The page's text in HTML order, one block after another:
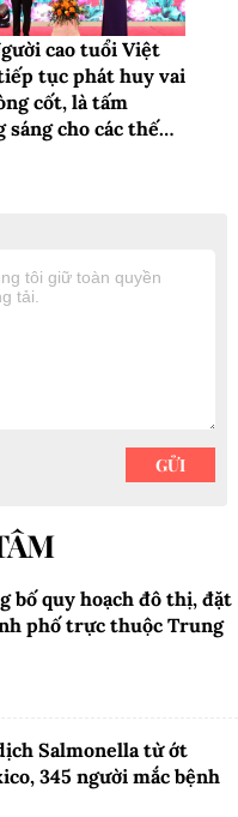
cao tuổi Việt
tục phát huy vai
cốt, là tấm
sáng cho các thế
bố quy hoạch đô thị, đặt
phố trực thuộc Trung
Salmonella từ ớt
345 người mắc bệnh